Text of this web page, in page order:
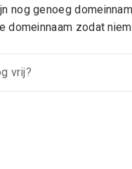
nog genoeg
domeinnaam zodat